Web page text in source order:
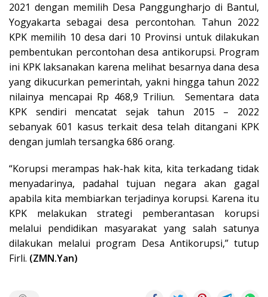
2021 dengan memilih Desa Panggungharjo di Bantul,
Yogyakarta sebagai desa percontohan. Tahun 2022
KPK memilih 10 desa dari 10 Provinsi untuk dilakukan
pembentukan percontohan desa antikorupsi. Program
ini KPK laksanakan karena melihat besarnya dana desa
yang dikucurkan pemerintah, yakni hingga tahun 2022
nilainya mencapai Rp 468,9 Triliun. Sementara data
KPK sendiri mencatat sejak tahun 2015 – 2022
sebanyak 601 kasus terkait desa telah ditangani KPK
dengan jumlah tersangka 686 orang.
“Korupsi merampas hak-hak kita, kita terkadang tidak
menyadarinya, padahal tujuan negara akan gagal
apabila kita membiarkan terjadinya korupsi. Karena itu
KPK melakukan strategi pemberantasan korupsi
melalui pendidikan masyarakat yang salah satunya
dilakukan melalui program Desa Antikorupsi,” tutup
Firli. (ZMN.Yan)